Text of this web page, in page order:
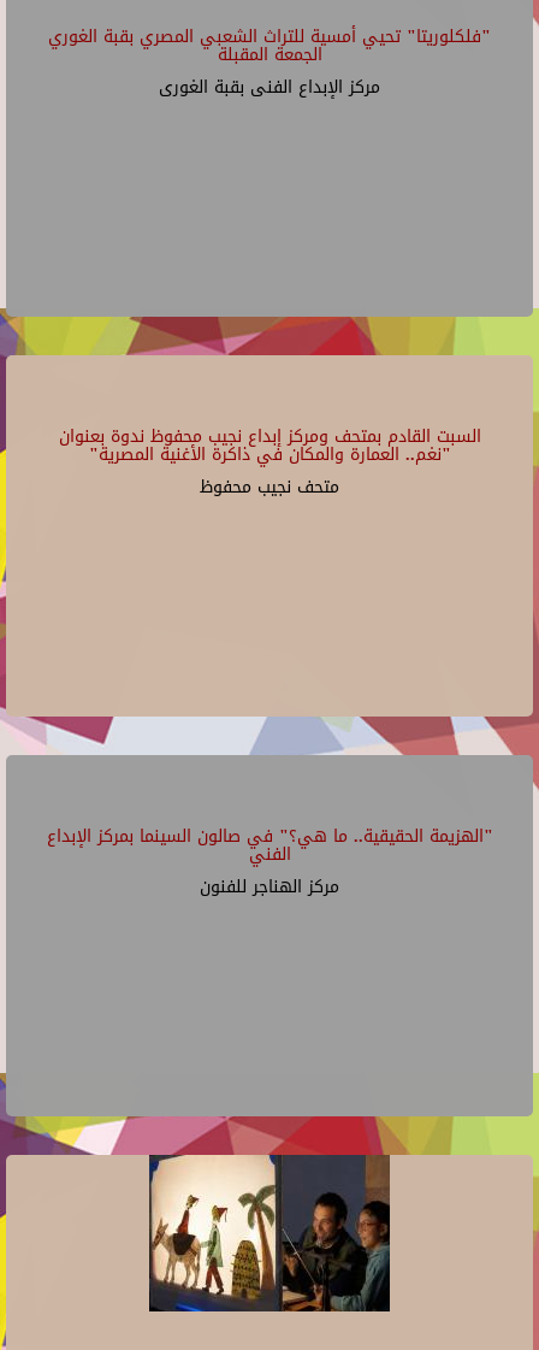
"فلكلوريتا" تحيي أمسية للتراث الشعبي المصري بقبة الغوري
الجمعة المقبلة
مركز الإبداع الفنى بقبة الغورى
السبت القادم بمتحف ومركز إبداع نجيب محفوظ ندوة بعنوان
"نغم.. العمارة والمكان في ذاكرة الأغنية المصرية"
متحف نجيب محفوظ
"الهزيمة الحقيقية.. ما هي؟" في صالون السينما بمركز الإبداع
الفني
مركز الهناجر للفنون